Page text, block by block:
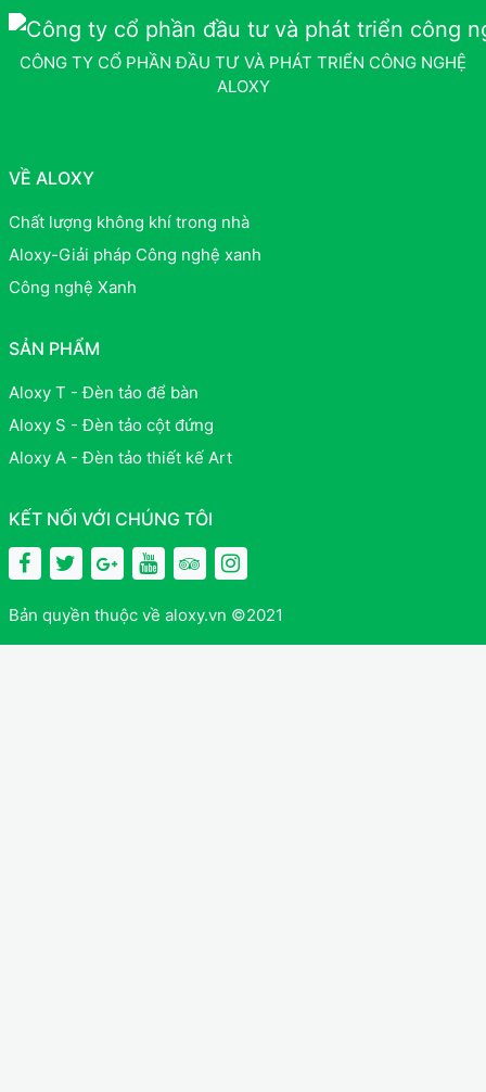
CÔNG TY CỔ PHẦN ĐẦU TƯ VÀ PHÁT TRIỂN CÔNG NGHỆ
ALOXY
VỀ ALOXY
Chất lượng không khí trong nhà
Aloxy-Giải pháp Công nghệ xanh
Công nghệ Xanh
SẢN PHẨM
Aloxy T - Đèn tảo để bàn
Aloxy S - Đèn tảo cột đứng
Aloxy A - Đèn tảo thiết kế Art
KẾT NỐI VỚI CHÚNG TÔI
Bản quyền thuộc về aloxy.vn ©2021